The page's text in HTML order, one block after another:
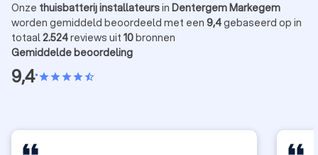
Onze thuisbatterij installateursin Dentergem Markegem
worden gemiddeld beoordeeld met een 9,4gebaseerd op in
totaal2.524reviews uit 10bronnen
Gemiddelde beoordeling
9,4•starstarstarstarstar_half